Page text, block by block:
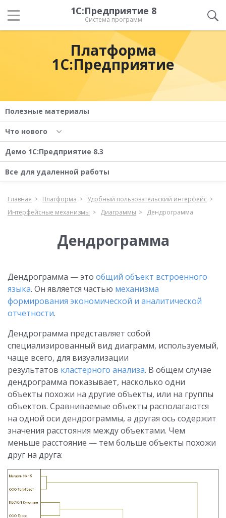
1С:Предприятие 8
Система программ
Платформа
1С:Предприятие
Полезные материалы
Что нового
Демо 1С:Предприятие 8.3
Все для удаленной работы
Главная Платформа
Удобный пользовательский интерфейс
Интерфейсные механизмы
Диаграммы Дендрограмма
Дендрограмма
Дендрограмма — это общий объект встроенного
языка. Он является частью механизма
формирования экономической и аналитической
отчетности.
Дендрограмма представляет собой
специализированный вид диаграмм, используемый,
чаще всего, для визуализации
результатов кластерного анализа. В общем случае
дендрограмма показывает, насколько одни
объекты похожи на другие объекты, или на группы
объектов. Сравниваемые объекты располагаются
на одной оси дендрограммы, а другая ось содержит
значения расстояния между объектами. Чем
меньше расстояние — тем больше объекты похожи
друг на друга: